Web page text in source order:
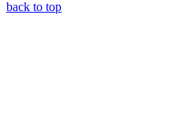
back to top